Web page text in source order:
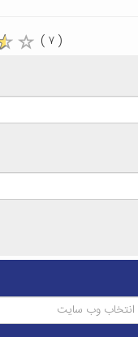
( ۷ )
انتخاب وب سایت